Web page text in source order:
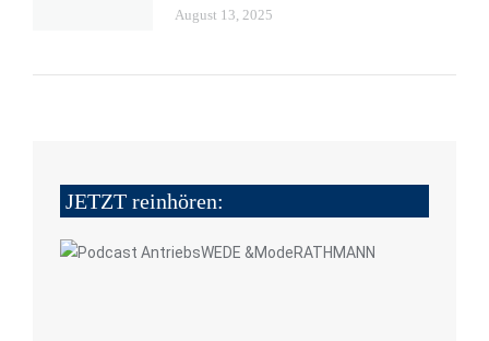
August 13, 2025
JETZT reinhören: